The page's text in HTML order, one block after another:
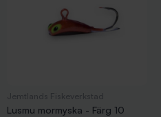
Lusmu mormyska - Färg 10